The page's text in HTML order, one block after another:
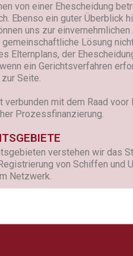
von einer Ehescheidung
Ebenso ein guter Überblick
uns zur
Lösung
Elternplans, der
ein Gerichtsverfahren
Seite.
mit dem Raad
Prozessfinanzierung.
verstehen wir das
von Schiffen und
Netzwerk.